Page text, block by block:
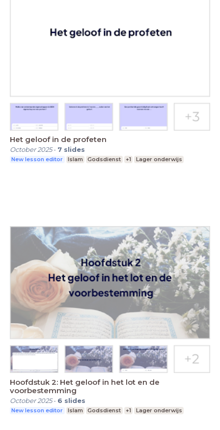
Het geloof in de profeten
October 2025- 7 slides
New lesson editor Islam Godsdienst +1 Lager onderwijs
Hoofdstuk 2: Het geloof in het lot en de
voorbestemming
October 2025- 6 slides
New lesson editor Islam Godsdienst +1 Lager onderwijs